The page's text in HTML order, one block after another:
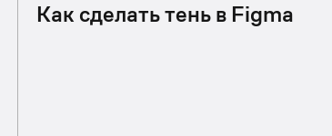
Как сделать тень в Figma